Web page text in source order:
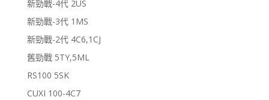
新勁戰-4代 2US
新勁戰-3代 1MS
新勁戰-2代 4C6,1CJ
舊勁戰 5TY,5ML
RS100 5SK
CUXI 100-4C7